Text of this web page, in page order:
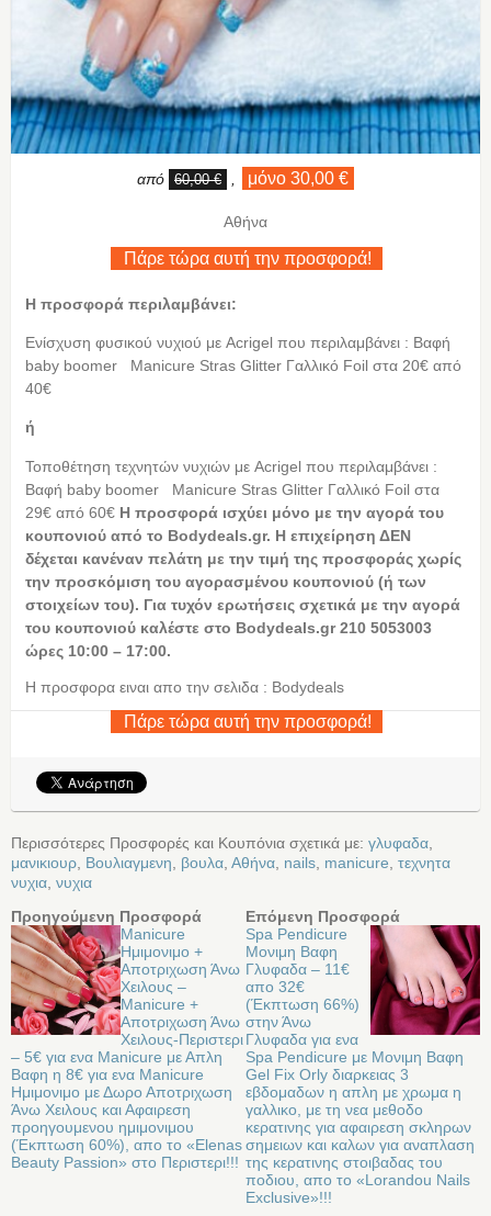
από 60,00 € μόνο 30,00 €
Αθήνα
Πάρε τώρα αυτή την προσφορά!
Η προσφορά περιλαμβάνει:
Ενίσχυση φυσικού νυχιού με Acrigel που περιλαμβάνει : Βαφή
baby boomer Μanicure Stras Glitter Γαλλικό Foil στα 20€ από
40€
ή
Τοποθέτηση τεχνητών νυχιών με Acrigel που περιλαμβάνει :
Βαφή baby boomer Μanicure Stras Glitter Γαλλικό Foil στα
29€ από 60€ Η προσφορά ισχύει μόνο με την αγορά του
κουπονιού από το Bodydeals.gr. Η επιχείρηση ΔΕΝ
δέχεται κανέναν πελάτη με την τιμή της προσφοράς χωρίς
την προσκόμιση του αγορασμένου κουπονιού (ή των
στοιχείων του). Για τυχόν ερωτήσεις σχετικά με την αγορά
του κουπονιού καλέστε στο Bodydeals.gr 210 5053003
ώρες 10:00 – 17:00.
Η προσφορα ειναι απο την σελιδα : Bodydeals
Πάρε τώρα αυτή την προσφορά!
Περισσότερες Προσφορές και Κουπόνια σχετικά με: γλυφαδα
μανικιουρ Βουλιαγμενη βουλα Αθήνα nails manicure τεχνητα
νυχια νυχια
Προηγούμενη Προσφορά
Manicure
Ημιμονιμο +
Αποτριχωση Άνω
Χειλους –
Manicure +
Αποτριχωση Άνω
Χειλους-Περιστερι
– 5€ για ενα Manicure με Απλη
Βαφη η 8€ για ενα Manicure
Ημιμονιμο με Δωρο Αποτριχωση
Άνω Χειλους και Αφαιρεση
προηγουμενου ημιμονιμου
(Έκπτωση 60%), απο το «Elenas
Beauty Passion» στο Περιστερι!!!
Επόμενη Προσφορά
Spa Pendicure
Μονιμη Βαφη
Γλυφαδα – 11€
απο 32€
(Έκπτωση 66%)
στην Άνω
Γλυφαδα για ενα
Spa Pendicure με Μονιμη Βαφη
Gel Fix Orly διαρκειας 3
εβδομαδων η απλη με χρωμα η
γαλλικο, με τη νεα μεθοδο
κερατινης για αφαιρεση σκληρων
σημειων και καλων για αναπλαση
της κερατινης στοιβαδας του
ποδιου, απο το «Lorandou Nails
Exclusive»!!!